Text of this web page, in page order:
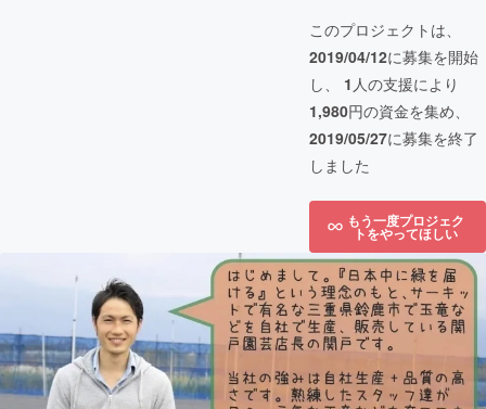
このプロジェクトは、
2019/04/12に募集を開始
し、 1 人の支援により
1,980円の資金を集め、
2019/05/27に募集を終了
しました
もう一度プロジェク
トをやってほしい